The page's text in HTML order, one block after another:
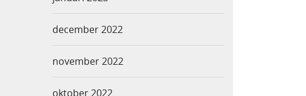
december 2022
november 2022
oktober 2022